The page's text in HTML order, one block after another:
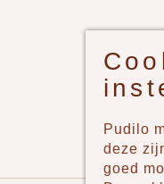
Pudilo
deze
goed